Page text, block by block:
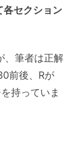
各セクション
、筆者は正解
前後、Rが
持っていま